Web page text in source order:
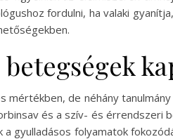
fordulni, ha valaki
de néhány
és a szív- és
gyulladásos folyamatok